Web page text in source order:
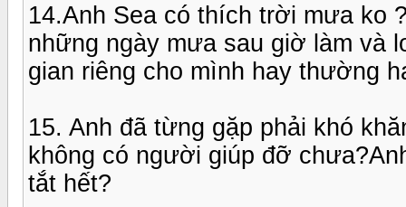
14.Anh Sea có thích trời mưa ko
những ngày mưa sau giờ làm và
gian riêng cho mình hay thường
15. Anh đã từng gặp phải khó
không có người giúp đỡ
tắt hết?